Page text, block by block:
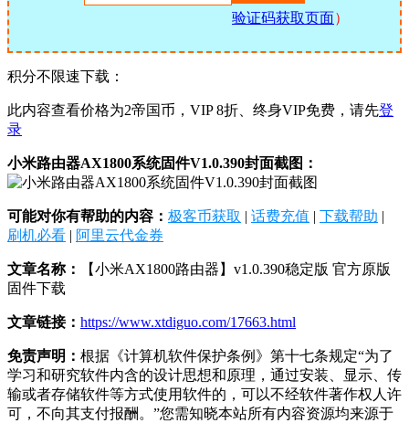
验证码获取页面）
积分不限速下载：
此内容查看价格为2帝国币，VIP 8折、终身VIP免费，请先登
录
小米路由器AX1800系统固件V1.0.390封面截图：
可能对你有帮助的内容： 极客币获取 | 话费充值 | 下载帮助 |
刷机必看 | 阿里云代金券
文章名称：
【小米AX1800路由器】v1.0.390稳定版 官方原版
固件下载
文章链接： https://www.xtdiguo.com/17663.html
免责声明： 根据《计算机软件保护条例》第十七条规定“为了
学习和研究软件内含的设计思想和原理，通过安装、显示、传
输或者存储软件等方式使用软件的，可以不经软件著作权人许
可，不向其支付报酬。”您需知晓本站所有内容资源均来源于